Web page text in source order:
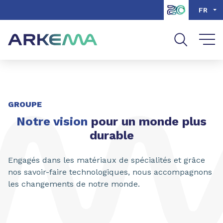
Aller à la recherche
FR
GROUPE
Notre vision pour un monde plus
durable
Engagés dans les matériaux de spécialités et grâce
nos savoir-faire technologiques, nous accompagnons
les changements de notre monde.